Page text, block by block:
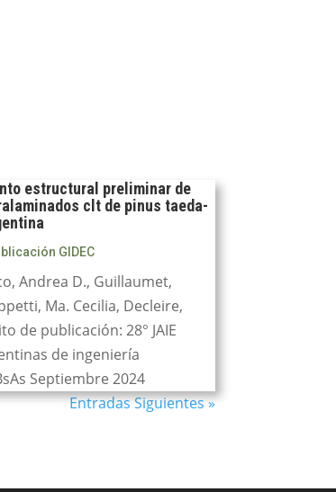
estructural preliminar de
clt de pinus taeda-
GIDEC
Andrea D., Guillaumet,
Ma. Cecilia, Decleire,
de publicación: 28° JAIE
de ingeniería
Septiembre 2024
Entradas Siguientes »